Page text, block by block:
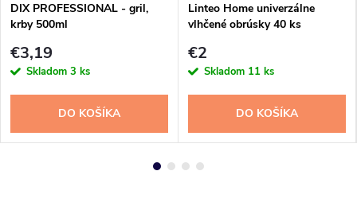
DIX PROFESSIONAL - gril,
krby 500ml
€3,19
Skladom 3 ks
DO KOŠÍKA
Linteo Home univerzálne
vlhčené obrúsky 40 ks
€2
Skladom 11 ks
DO KOŠÍKA